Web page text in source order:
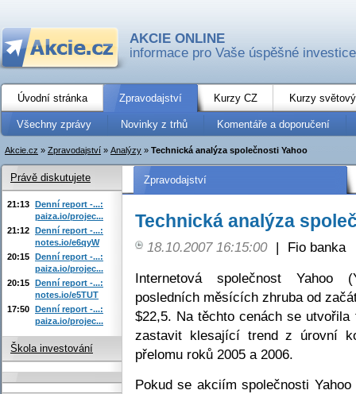
AKCIE ONLINE
informace pro Vaše úspěšné investice
Úvodní stránka Zpravodajství Kurzy CZ Kurzy
Všechny zprávy Novinky z trhů Komentáře a doporučení
Akcie.cz » Zpravodajství » Analýzy » Technická analýza společnosti Yahoo
Zpravodajství
Technická analýza
18.10.2007 16:15:00 |
Fio banka
Internetová společnost Yahoo
posledních měsících zhruba od
$22,5. Na těchto cenách se
zastavit klesající trend z úrovní
přelomu roků 2005 a 2006.
Pokud se akciím společnosti
Právě diskutujete
21:13 Denní report -...:
paiza.io/projec...
21:12 Denní report -...:
notes.io/e6qyW
20:15 Denní report -...:
paiza.io/projec...
20:15 Denní report -...:
notes.io/e5TUT
17:50 Denní report -...:
paiza.io/projec...
Škola investování